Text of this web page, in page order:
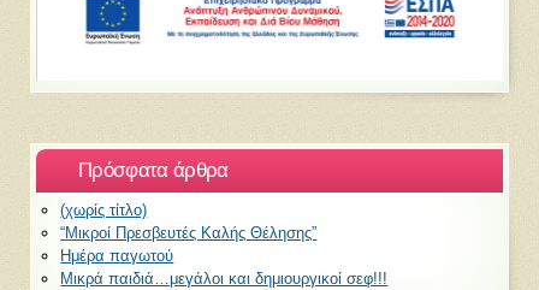
Πρόσφατα άρθρα
(χωρίς τίτλο)
“Μικροί Πρεσβευτές Καλής Θέλησης”
Ημέρα παγωτού
Μικρά παιδιά…μεγάλοι και δημιουργικοί σεφ!!!